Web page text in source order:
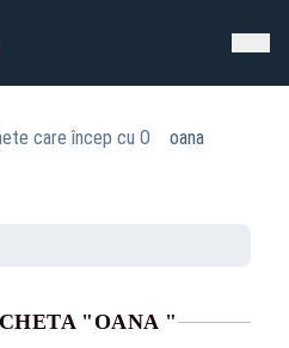
care încep cu O oana
"OANA "